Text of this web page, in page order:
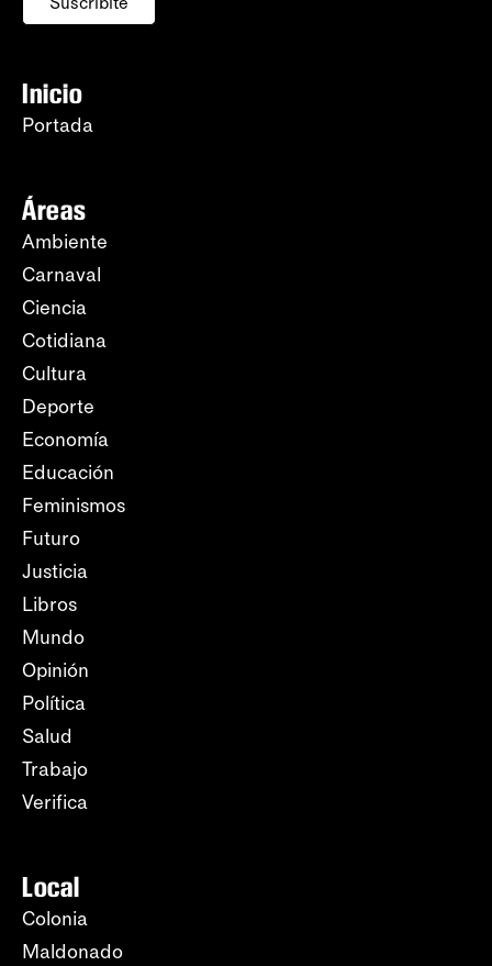
Inicio
Portada
Áreas
Ambiente
Carnaval
Ciencia
Cotidiana
Cultura
Deporte
Economía
Educación
Feminismos
Futuro
Justicia
Libros
Mundo
Opinión
Política
Salud
Trabajo
Verifica
Local
Colonia
Maldonado